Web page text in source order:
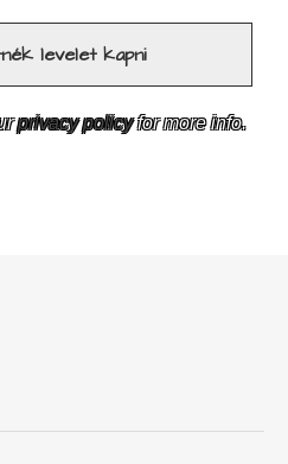
privacy policyfor more info.